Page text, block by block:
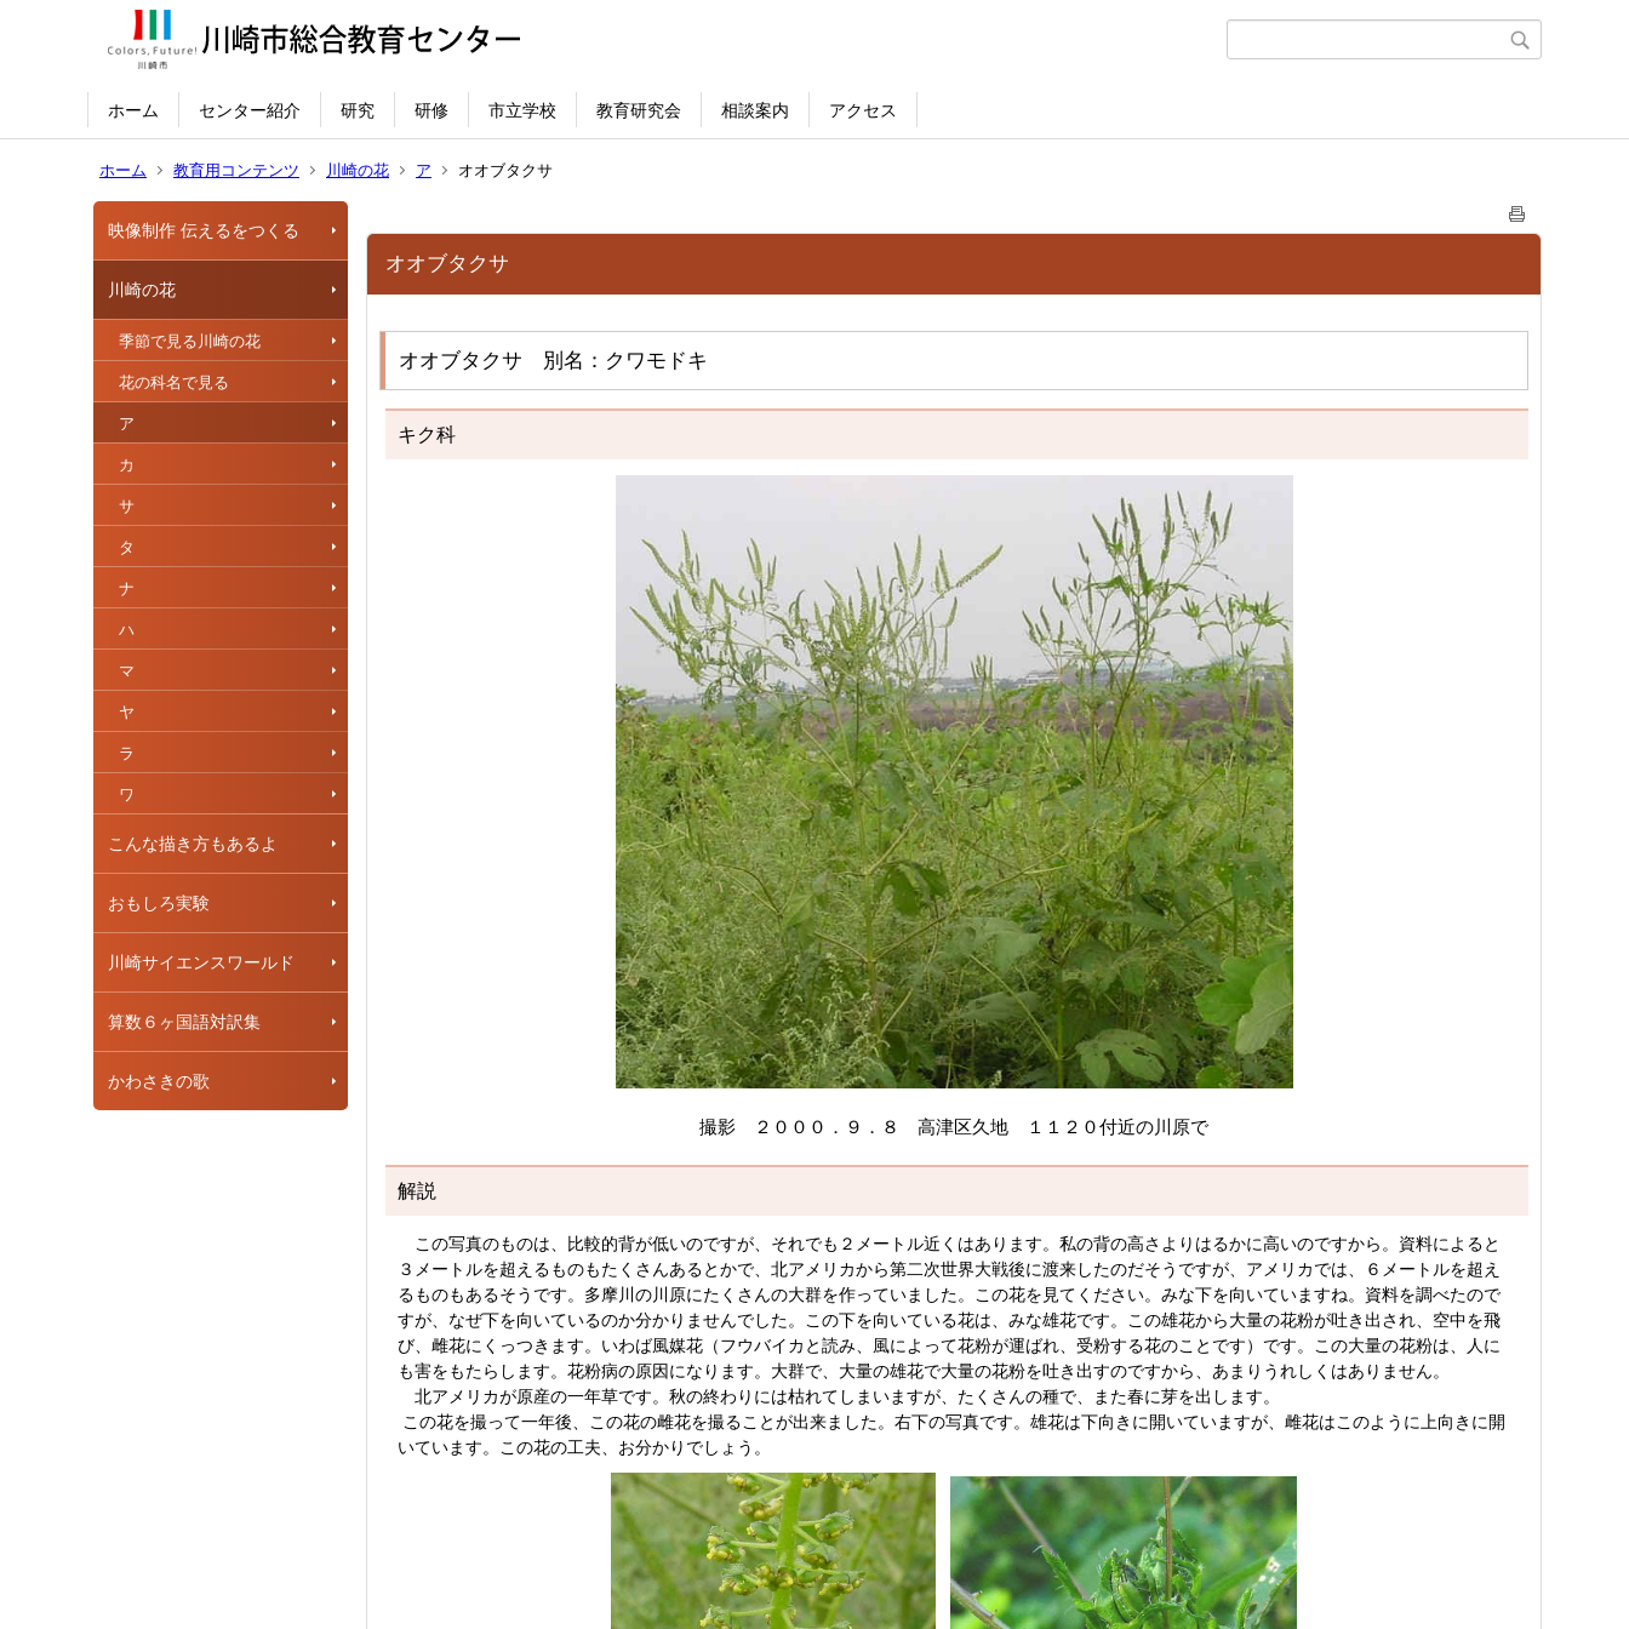
ホーム センター紹介 研究 研修 市立学校 教育研究会 相談案内 アクセス
ホーム 教育用コンテンツ 川崎の花 ア オオブタクサ
映像制作 伝えるをつくる
川崎の花
季節で見る川崎の花
花の科名で見る
ア
カ
サ
タ
ナ
ハ
マ
ヤ
ラ
ワ
こんな描き方もあるよ
おもしろ実験
川崎サイエンスワールド
算数６ヶ国語対訳集
かわさきの歌
オオブタクサ
オオブタクサ 別名：クワモドキ
キク科
撮影 ２０００．９．８ 高津区久地 １１２０付近の川原で
解説
この写真のものは、比較的背が低いのですが、それでも２メートル近くはあります。私の背の高さよりはるかに高いのですから。資料によると
３メートルを超えるものもたくさんあるとかで、北アメリカから第二次世界大戦後に渡来したのだそうですが、アメリカでは、６メートルを超え
るものもあるそうです。多摩川の川原にたくさんの大群を作っていました。この花を見てください。みな下を向いていますね。資料を調べたので
すが、なぜ下を向いているのか分かりませんでした。この下を向いている花は、みな雄花です。この雄花から大量の花粉が吐き出され、空中を飛
び、雌花にくっつきます。いわば風媒花（フウバイカと読み、風によって花粉が運ばれ、受粉する花のことです）です。この大量の花粉は、人に
も害をもたらします。花粉病の原因になります。大群で、大量の雄花で大量の花粉を吐き出すのですから、あまりうれしくはありません。
北アメリカが原産の一年草です。秋の終わりには枯れてしまいますが、たくさんの種で、また春に芽を出します。
この花を撮って一年後、この花の雌花を撮ることが出来ました。右下の写真です。雄花は下向きに開いていますが、雌花はこのように上向きに開
いています。この花の工夫、お分かりでしょう。